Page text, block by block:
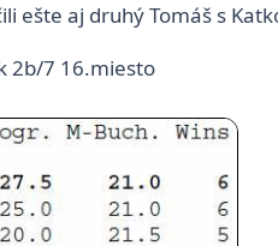
ešte aj druhý Tomáš s
2b/7 16.miesto